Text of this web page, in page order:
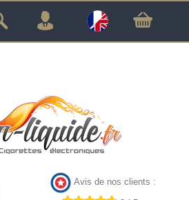
SUR TOUT LE MATÉRIEL
!!!
Avis de nos clients :